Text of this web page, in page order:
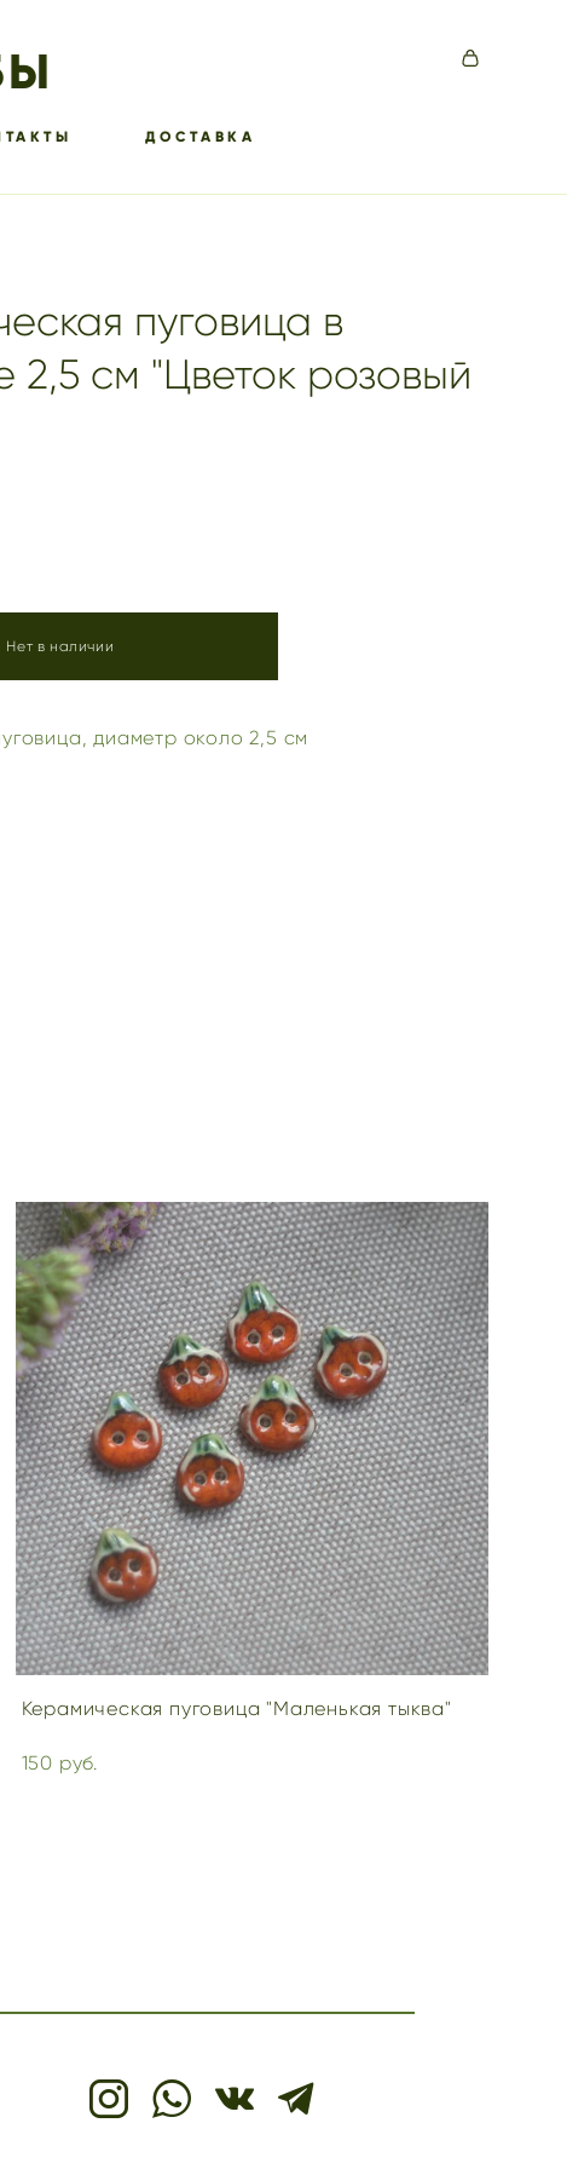
ДОСТАВКА
пуговица в
2,5 см "Цветок розовый
Нет в наличии
диаметр около 2,5 см
Керамическая пуговица "Маленькая тыква"
150 pуб.